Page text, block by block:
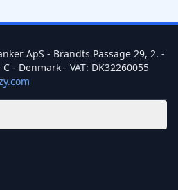
ApS - Brandts Passage 29, 2. -
- Denmark - VAT: DK32260055